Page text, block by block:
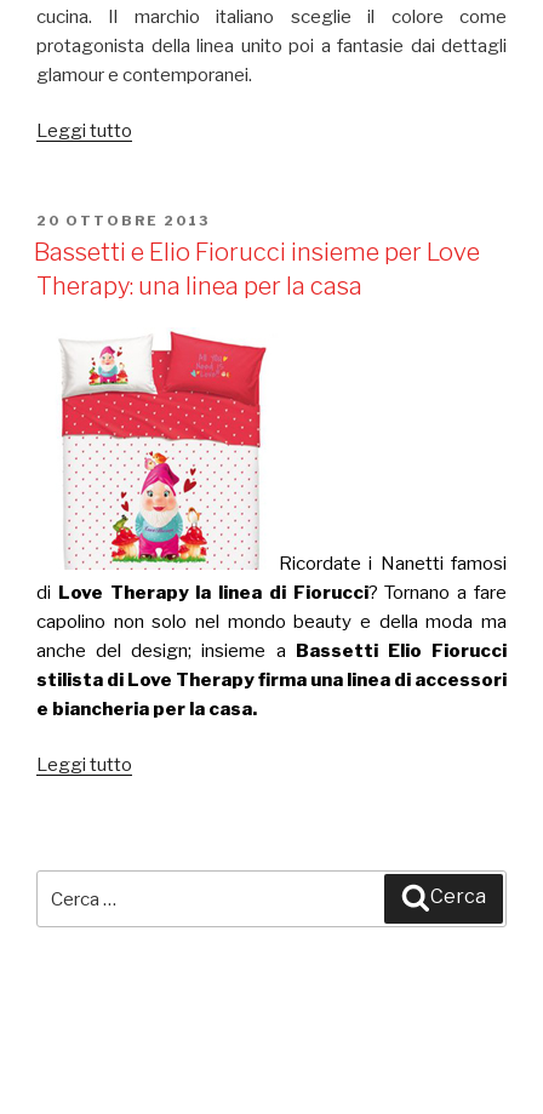
cucina. Il marchio italiano sceglie il colore come
protagonista della linea unito poi a fantasie dai dettagli
glamour e contemporanei.
Leggi tutto
2014”
PUBBLICATO
IL
20 OTTOBRE 2013
Bassetti e Elio Fiorucci insieme per Love
Therapy: una linea per la casa
Ricordate i Nanetti famosi
di Love Therapy la linea di Fiorucci? Tornano a fare
capolino non solo nel mondo beauty e della moda ma
anche del design; insieme a Bassetti Elio Fiorucci
stilista di Love Therapy firma una linea di accessori
e biancheria per la casa.
Leggi tutto
Cerca